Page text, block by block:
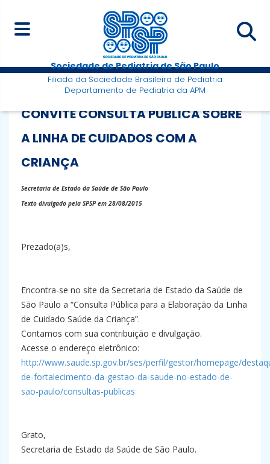
Sociedade de Pediatria de São Paulo
Filiada da Sociedade Brasileira de Pediatria
Departamento de Pediatria da APM
CONVITE CONSULTA PÚBLICA SOBRE
A LINHA DE CUIDADOS COM A
CRIANÇA
Secretaria de Estado da Saúde de São Paulo
Texto divulgado pela SPSP em 28/08/2015
Prezado(a)s,
Encontra-se no site da Secretaria de Estado da Saúde de
São Paulo a “Consulta Pública para a Elaboração da Linha
de Cuidado Saúde da Criança”.
Contamos com sua contribuição e divulgação.
Acesse o endereço eletrônico:
http://www.saude.sp.gov.br/ses/perfil/gestor/homepage/
de-fortalecimento-da-gestao-da-saude-no-estado-de-
sao-paulo/consultas-publicas
Grato,
Secretaria de Estado da Saúde de São Paulo.